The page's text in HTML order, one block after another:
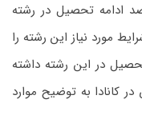
ادامه تحصیل در رشته
مورد نیاز این رشته را
در این رشته داشته
کانادا به توضیح موارد